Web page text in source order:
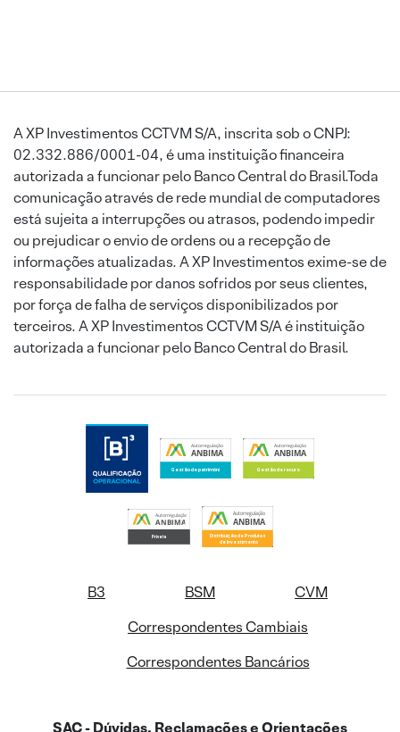
A XP Investimentos CCTVM S/A, inscrita sob o CNPJ:
02.332.886/0001-04, é uma instituição financeira
autorizada a funcionar pelo Banco Central do Brasil.Toda
comunicação através de rede mundial de computadores
está sujeita a interrupções ou atrasos, podendo impedir
ou prejudicar o envio de ordens ou a recepção de
informações atualizadas. A XP Investimentos exime-se de
responsabilidade por danos sofridos por seus clientes,
por força de falha de serviços disponibilizados por
terceiros. A XP Investimentos CCTVM S/A é instituição
autorizada a funcionar pelo Banco Central do Brasil.
B3 BSM
CVM
Correspondentes Cambiais
Correspondentes Bancários
SAC - Dúvidas, Reclamações e Orientações